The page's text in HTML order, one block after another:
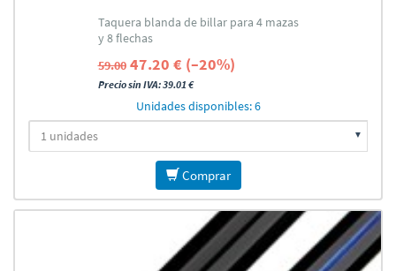
Taquera blanda de billar para 4 mazas
y 8 flechas
59.00 47.20 € (–20%)
Precio sin IVA: 39.01 €
Unidades disponibles: 6
Comprar